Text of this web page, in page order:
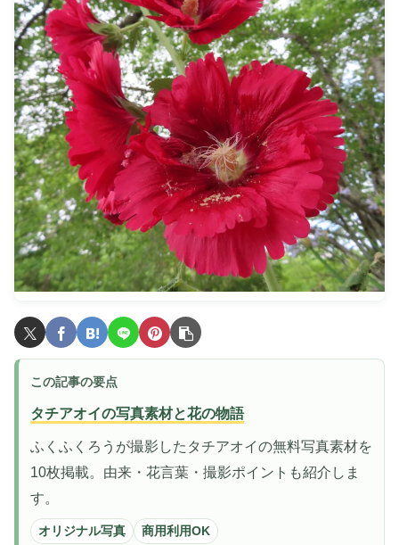
この記事の要点
タチアオイの写真素材と花の物語
ふくふくろうが撮影したタチアオイの無料写真素材を
10枚掲載。由来・花言葉・撮影ポイントも紹介しま
す。
オリジナル写真 商用利用OK